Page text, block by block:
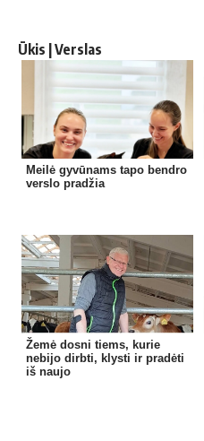
Ūkis | Verslas
Meilė gyvūnams tapo bendro
verslo pradžia
Žemė dosni tiems, kurie
nebijo dirbti, klysti ir pradėti
iš naujo